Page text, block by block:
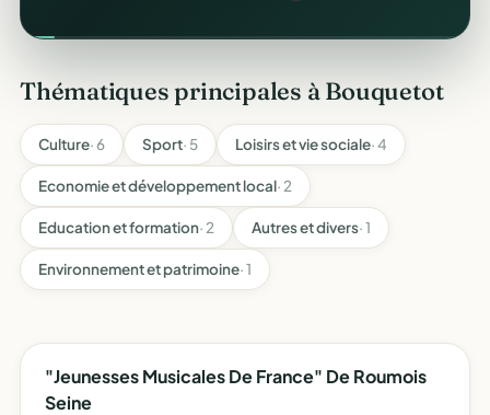
Thématiques principales à Bouquetot
Culture· 6 Sport· 5 Loisirs et vie sociale· 4
Economie et développement local· 2
Education et formation· 2 Autres et divers· 1
Environnement et patrimoine· 1
"Jeunesses Musicales De France" De Roumois
Seine